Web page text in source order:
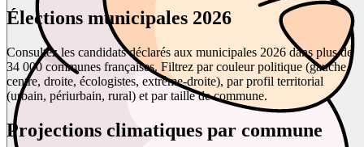
Élections municipales 2026
Consultez les candidats déclarés aux municipales 2026 dans plus de
34 000 communes françaises. Filtrez par couleur politique (gauche,
centre, droite, écologistes, extrême-droite), par profil territorial
(urbain, périurbain, rural) et par taille de commune.
Projections climatiques par commune